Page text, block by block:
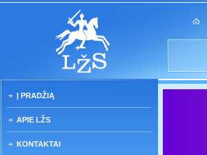
Į PRADŽIĄ
APIE LŽS
KONTAKTAI